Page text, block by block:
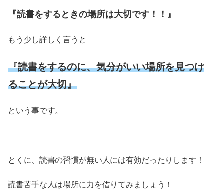
『読書をするときの場所は大切です！！』
もう少し詳しく言うと
『読書をするのに、気分がいい場所を見つけ
ることが大切』
という事です。
とくに、読書の習慣が無い人には有効だったりします！
読書苦手な人は場所に力を借りてみましょう！